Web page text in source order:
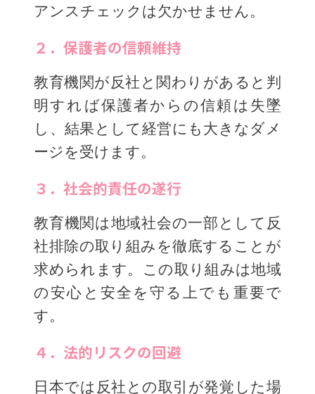
アンスチェックは欠かせません。
２．保護者の信頼維持
教育機関が反社と関わりがあると判
明すれば保護者からの信頼は失墜
し、結果として経営にも大きなダメ
ージを受けます。
３．社会的責任の遂行
教育機関は地域社会の一部として反
社排除の取り組みを徹底することが
求められます。この取り組みは地域
の安心と安全を守る上でも重要で
す。
４．法的リスクの回避
日本では反社との取引が発覚した場